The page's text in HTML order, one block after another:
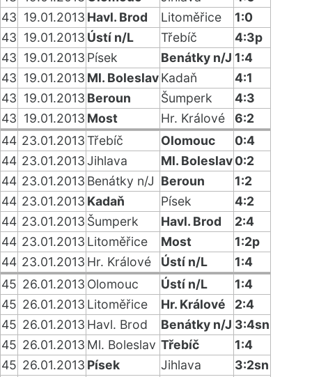
43 19.01.2013 Havl. Brod Litoměřice
1:0
43 19.01.2013 Ústí n/L Třebíč
4:3p
43 19.01.2013 Písek Benátky n/J 1:4
43 19.01.2013 Ml. BoleslavKadaň
4:1
43 19.01.2013 Beroun Šumperk
4:3
43 19.01.2013 Most Hr. Králové
6:2
44 23.01.2013Třebíč Olomouc
0:4
44 23.01.2013Jihlava Ml. Boleslav0:2
44 23.01.2013 Benátky n/J Beroun
1:2
44 23.01.2013 Kadaň Písek
4:2
44 23.01.2013 Šumperk Havl. Brod
2:4
44 23.01.2013 Litoměřice Most
1:2p
44 23.01.2013 Hr. Králové Ústí n/L
1:4
45 26.01.2013 Olomouc Ústí n/L
1:4
45 26.01.2013 Litoměřice Hr. Králové
2:4
45 26.01.2013 Havl. Brod Benátky n/J 3:4sn
45 26.01.2013 Ml. Boleslav Třebíč
1:4
45 26.01.2013 Písek Jihlava 3:2sn